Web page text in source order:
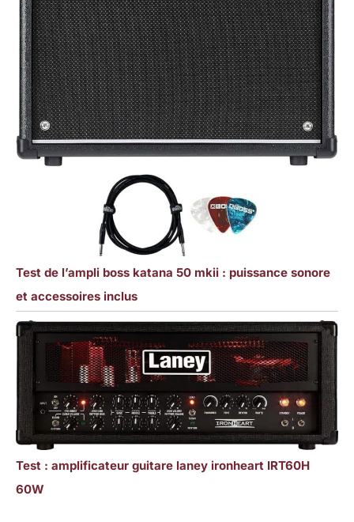
Test de l’ampli boss katana 50 mkii : puissance sonore
et accessoires inclus
Test : amplificateur guitare laney ironheart IRT60H
60W